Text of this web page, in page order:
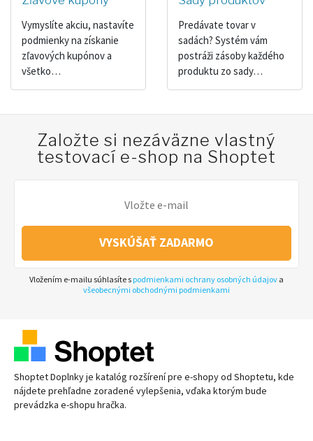
Vymyslíte akciu, nastavíte
podmienky na získanie
zľavových kupónov a
všetko…
Predávate tovar v
sadách? Systém vám
postráži zásoby každého
produktu zo sady…
Založte si nezáväzne vlastný
testovací e-shop na Shoptet
VYSKÚŠAŤ ZADARMO
Vložením e-mailu súhlasíte s podmienkami ochrany osobných údajov a
všeobecnými obchodnými podmienkami
Shoptet Doplnky je katalóg rozšírení pre e-shopyod Shoptetu, kde
nájdete prehľadne zoradené vylepšenia, vďaka ktorým bude
prevádzka e-shopu hračka.